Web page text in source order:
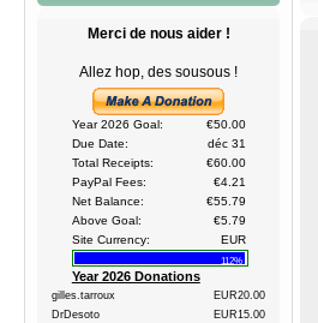
Merci de nous aider !
Allez hop, des sousous !
Year 2026 Goal:
€50.00
Due Date:
déc 31
Total Receipts:
€60.00
PayPal Fees:
€4.21
Net Balance:
€55.79
Above Goal:
€5.79
Site Currency:
EUR
112%
Year 2026 Donations
gilles.tarroux
EUR20.00
DrDesoto
EUR15.00